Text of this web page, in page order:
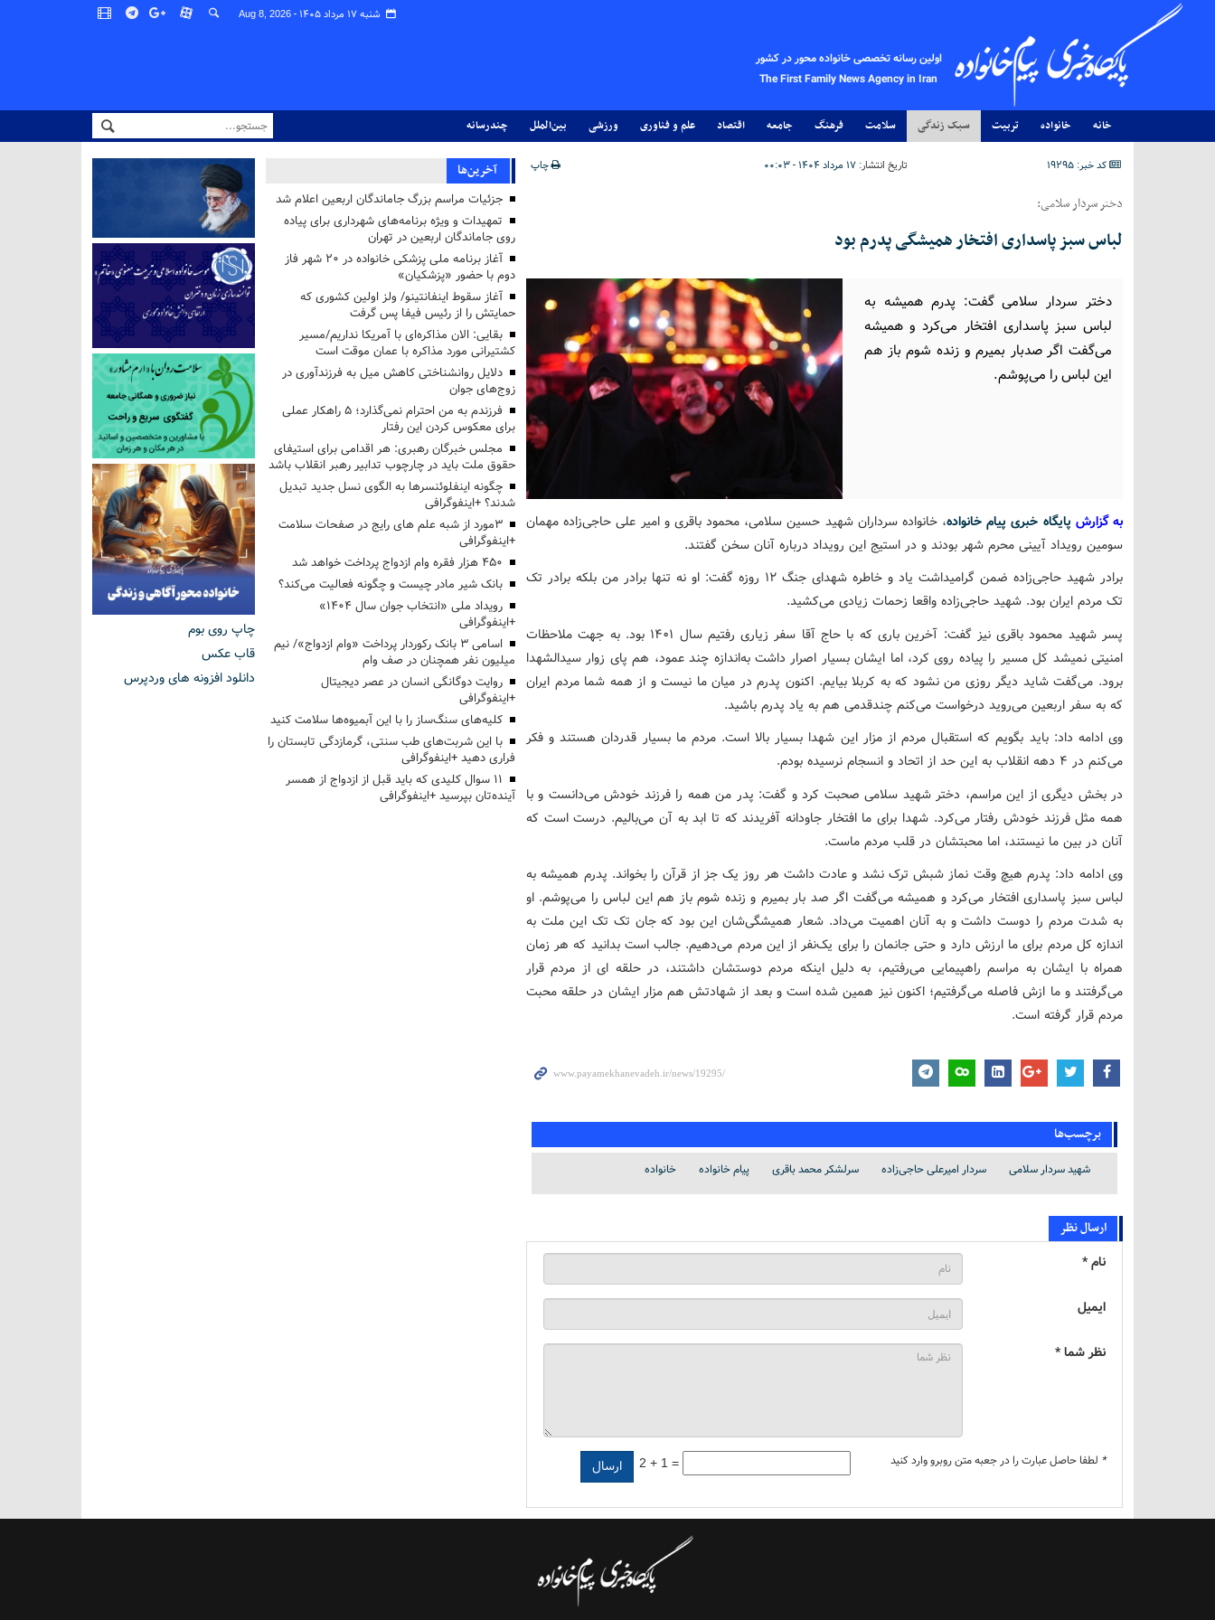
شنبه ۱۷ مرداد ۱۴۰۵ - Aug 8, 2026
اولین رسانه تخصصی خانواده محور در کشور
The First Family News Agency in Iran
خانه خانواده تربیت سبک زندگی سلامت فرهنگ جامعه اقتصاد علم و فناوری ورزشی بین‌الملل چندرسانه
کد خبر: 19295 تاریخ انتشار:۱۷ مرداد ۱۴۰۴ - ۰۰:۰۳ چاپ
دختر سردار سلامی:
لباس سبز پاسداری افتخار همیشگی پدرم بود
دختر سردار سلامی گفت: پدرم همیشه به
لباس سبز پاسداری افتخار می‌کرد و همیشه
می‌گفت اگر صدبار بمیرم و زنده شوم باز هم
این لباس را می‌پوشم.
به گزارش پایگاه خبری پیام خانواده، خانواده سرداران شهید حسین سلامی، محمود باقری و امیر علی حاجی‌زاده مهمان
سومین رویداد آیینی محرم شهر بودند و در استیج این رویداد درباره‌ آنان سخن گفتند.
برادر شهید حاجی‌زاده ضمن گرامیداشت یاد و خاطره شهدای جنگ 12 روزه گفت: او نه تنها برادر من بلکه برادر تک
تک مردم ایران بود. شهید حاجی‌زاده واقعا زحمات زیادی می‌کشید.
پسر شهید محمود باقری نیز گفت: آخرین باری که با حاج آقا سفر زیاری رفتیم سال 1401 بود. به جهت ملاحظات
امنیتی نمیشد کل مسیر را پیاده روی کرد، اما ایشان بسیار اصرار داشت به‌اندازه چند عمود، هم پای زوار سیدالشهدا
برود. می‌گفت شاید دیگر روزی من نشود که به کربلا بیایم. اکنون پدرم در میان ما نیست و از همه شما مردم ایران
که به سفر اربعین می‌روید درخواست می‌کنم چندقدمی هم به یاد پدرم باشید.
وی ادامه داد: باید بگویم که استقبال مردم از مزار این شهدا بسیار بالا است. مردم ما بسیار قدردان هستند و فکر
می‌کنم در 4 دهه انقلاب به این حد از اتحاد و انسجام نرسیده بودم.
در بخش دیگری از این مراسم، دختر شهید سلامی صحبت کرد و گفت: پدر من همه را فرزند خودش می‌دانست و با
همه مثل فرزند خودش رفتار می‌کرد. شهدا برای ما افتخار جاودانه آفریدند که تا ابد به آن می‌بالیم. درست است که
آنان در بین ما نیستند، اما محبتشان در قلب مردم ماست.
وی ادامه داد: پدرم هیچ وقت نماز شبش ترک نشد و عادت داشت هر روز یک جز از قرآن را بخواند. پدرم همیشه به
لباس سبز پاسداری افتخار می‌کرد و همیشه می‌گفت اگر صد بار بمیرم و زنده شوم باز هم این لباس را می‌پوشم. او
به شدت مردم را دوست داشت و به آنان اهمیت می‌داد. شعار همیشگی‌شان این بود که جان تک تک این ملت به
اندازه کل مردم برای ما ارزش دارد و حتی جانمان را برای یک‌نفر از این مردم می‌دهیم. جالب است بدانید که هر زمان
همراه با ایشان به مراسم راهپیمایی می‌رفتیم، به دلیل اینکه مردم دوستشان داشتند، در حلقه ای از مردم قرار
می‌گرفتند و ما ازش فاصله می‌گرفتیم؛ اکنون نیز همین شده‌ است و بعد از شهادتش هم مزار ایشان در حلقه محبت
مردم قرار گرفته است‌.
برچسب‌ها
شهید سردار سلامی سردار امیرعلی حاجی‌زاده سرلشکر محمد باقری پیام خانواده خانواده
ارسال نظر
نام *
ایمیل
نظر شما *
* لطفا حاصل عبارت را در جعبه متن روبرو وارد کنید 2 + 1 =
آخرین‌ها
جزئیات مراسم بزرگ جاماندگان اربعین اعلام شد
تمهیدات و ویژه برنامه‌های شهرداری برای پیاده
روی جاماندگان اربعین در تهران
آغاز برنامه ملی پزشکی خانواده در ۲۰ شهر فاز
دوم با حضور «پزشکیان»
آغاز سقوط اینفانتینو/ ولز اولین کشوری که
حمایتش را از رئیس فیفا پس گرفت
بقایی: الان مذاکره‌ای با آمریکا نداریم/مسیر
کشتیرانی مورد مذاکره با عمان موقت است
دلایل روانشناختی کاهش میل به فرزندآوری در
زوج‌های جوان
فرزندم به من احترام نمی‌گذارد؛ ۵ راهکار عملی
برای معکوس کردن این رفتار
مجلس خبرگان رهبری: هر اقدامی برای استیفای
حقوق ملت باید در چارچوب تدابیر رهبر انقلاب باشد
چگونه اینفلوئنسرها به الگوی نسل جدید تبدیل
شدند؟ +اینفوگرافی
3مورد از شبه علم های رایج در صفحات سلامت
+اینفوگرافی
۴۵۰ هزار فقره وام ازدواج پرداخت خواهد شد
بانک شیر مادر چیست و چگونه فعالیت می‌کند؟
رویداد ملی «انتخاب جوان سال ۱۴۰۴»
+اینفوگرافی
اسامی ۳ بانک رکوردار پرداخت «وام ازدواج»/ نیم
میلیون نفر همچنان در صف وام
روایت دوگانگی انسان در عصر دیجیتال
+اینفوگرافی
کلیه‌های سنگ‌ساز را با این آبمیوه‌ها سلامت کنید
با این شربت‌های طب سنتی، گرمازدگی تابستان را
فراری دهید +اینفوگرافی
۱۱ سوال کلیدی که باید قبل از ازدواج از همسر
آینده‌تان بپرسید +اینفوگرافی
چاپ روی بوم
قاب عکس
دانلود افزونه های وردپرس